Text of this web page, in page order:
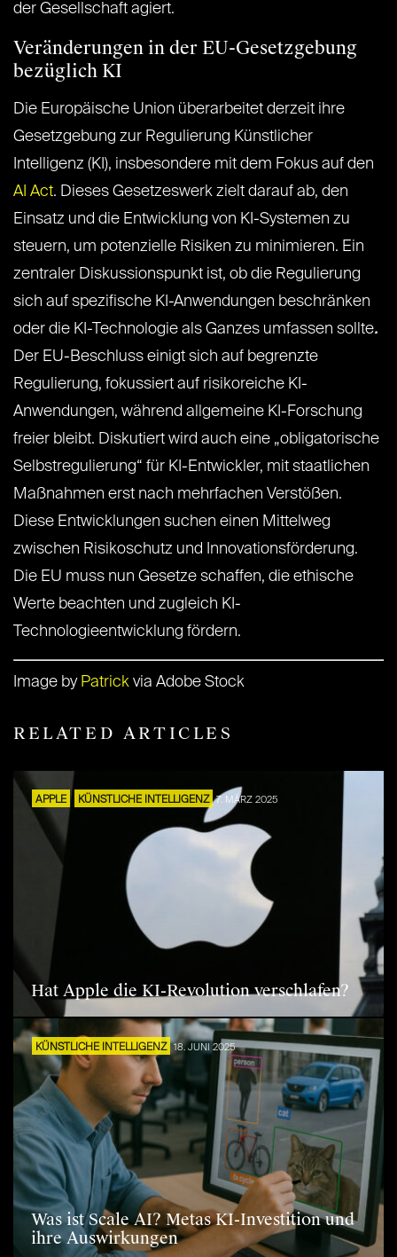
der Gesellschaft agiert.
Veränderungen in der EU-Gesetzgebung
bezüglich KI
Die Europäische Union überarbeitet derzeit ihre
Gesetzgebung zur Regulierung Künstlicher
Intelligenz (KI), insbesondere mit dem Fokus auf den
AI Act. Dieses Gesetzeswerk zielt darauf ab, den
Einsatz und die Entwicklung von KI-Systemen zu
steuern, um potenzielle Risiken zu minimieren. Ein
zentraler Diskussionspunkt ist, ob die Regulierung
sich auf spezifische KI-Anwendungen beschränken
oder die KI-Technologie als Ganzes umfassen sollte.
Der EU-Beschluss einigt sich auf begrenzte
Regulierung, fokussiert auf risikoreiche KI-
Anwendungen, während allgemeine KI-Forschung
freier bleibt. Diskutiert wird auch eine „obligatorische
Selbstregulierung“ für KI-Entwickler, mit staatlichen
Maßnahmen erst nach mehrfachen Verstößen.
Diese Entwicklungen suchen einen Mittelweg
zwischen Risikoschutz und Innovationsförderung.
Die EU muss nun Gesetze schaffen, die ethische
Werte beachten und zugleich KI-
Technologieentwicklung fördern.
Image by Patrick via Adobe Stock
RELATED ARTICLES
APPLE KÜNSTLICHE INTELLIGENZ 7. MÄRZ 2025
Hat Apple die KI-Revolution verschlafen?
KÜNSTLICHE INTELLIGENZ 18. JUNI 2025
Was ist Scale AI? Metas KI-Investition und
ihre Auswirkungen